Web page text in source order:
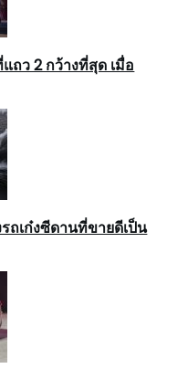
ถว 2 กว้างที่สุด เมื่อ
ถเก๋งซีดานที่ขายดีเป็น